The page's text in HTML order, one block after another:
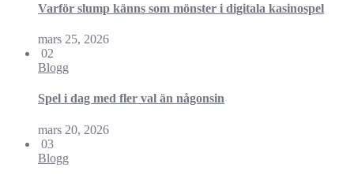
Varför slump känns som mönster i digitala kasinospel
mars 25, 2026
02
Blogg
Spel i dag med fler val än någonsin
mars 20, 2026
03
Blogg